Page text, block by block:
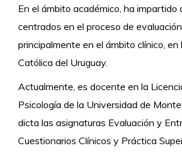
En el ámbito académico, ha impartido
centrados en el proceso de
principalmente en el ámbito clínico, en
Católica del Uruguay.
Actualmente, es docente en la
Psicología de la Universidad de
dicta las asignaturas Evaluación y
Cuestionarios Clínicos y Práctica